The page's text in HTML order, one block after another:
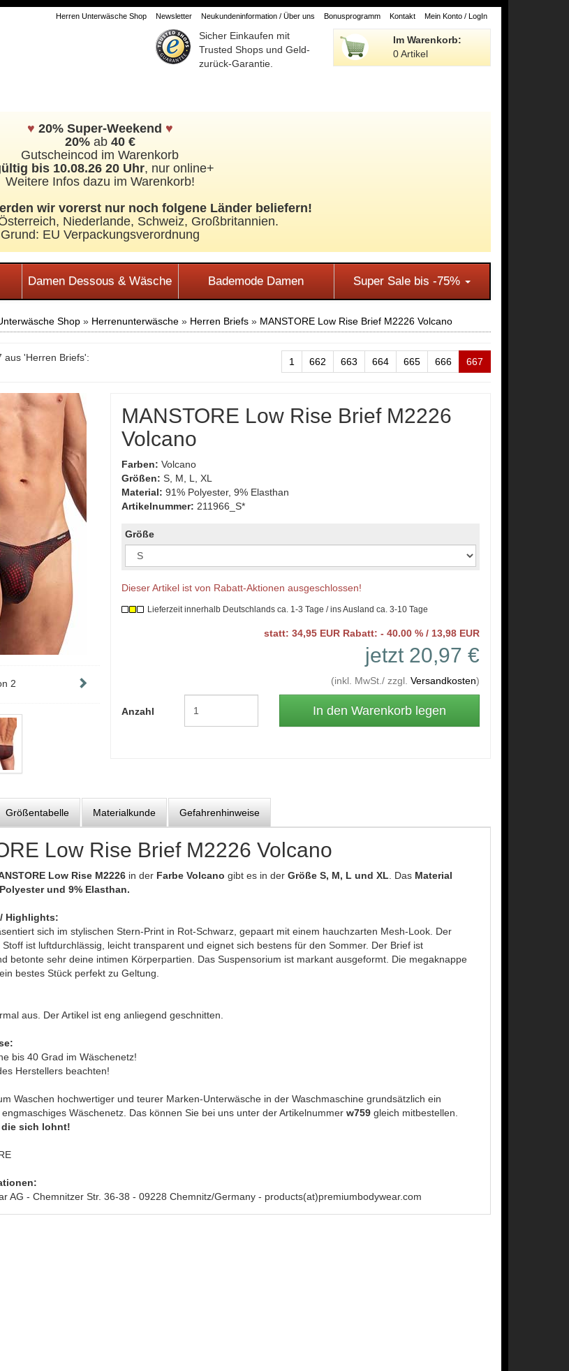
Herren Unterwäsche Shop Newsletter Neukundeninformation / Über uns Bonusprogramm Kontakt Mein Konto / LogIn
Sicher Einkaufen mit
Trusted Shops und Geld-
zurück-Garantie.
Im Warenkorb:
0 Artikel
♥ 20% Super-Weekend ♥
20%ab 40 €
Gutscheincod im Warenkorb
bis 10.08.26 20 Uhr, nur online+
Weitere Infos dazu im Warenkorb!
wir vorerst nur noch folgene Länder beliefern!
Niederlande, Schweiz, Großbritannien.
Grund: EU Verpackungsverordnung
Damen Dessous & Wäsche Bademode Damen Super Sale bis -75%
Shop » Herrenunterwäsche» Herren Briefs» MANSTORE Low Rise Brief M2226 Volcano
aus 'Herren Briefs': 1 662 663 664 665 666 667
2
MANSTORE Low Rise Brief M2226
Volcano
Farben: Volcano
Größen: S, M, L, XL
Material: 91% Polyester, 9% Elasthan
Artikelnummer: 211966_S*
Größe
Dieser Artikel ist von Rabatt-Aktionen ausgeschlossen!
Lieferzeit innerhalb Deutschlands ca. 1-3 Tage / ins Ausland ca. 3-10 Tage
statt: 34,95 EUR Rabatt: - 40.00 % / 13,98 EUR
jetzt 20,97 €
(inkl. MwSt./ zzgl. Versandkosten)
Anzahl
Größentabelle Materialkunde Gefahrenhinweise
Low Rise Brief M2226 Volcano
Low Rise M2226 in der Farbe Volcano gibt es in der Größe S, M, L und XL . Das Material
und 9% Elasthan.
Highlights:
sich im stylischen Stern-Print in Rot-Schwarz, gepaart mit einem hauchzarten Mesh-Look. Der
ist luftdurchlässig, leicht transparent und eignet sich bestens für den Sommer. Der Brief ist
betonte sehr deine intimen Körperpartien. Das Suspensorium ist markant ausgeformt. Die megaknappe
bestes Stück perfekt zu Geltung.
aus. Der Artikel ist eng anliegend geschnitten.
bis 40 Grad im Wäschenetz!
Herstellers beachten!
Waschen hochwertiger und teurer Marken-Unterwäsche in der Waschmaschine grundsätzlich ein
Wäschenetz. Das können Sie bei uns unter der Artikelnummer w759gleich mitbestellen.
sich lohnt!
AG - Chemnitzer Str. 36-38 - 09228 Chemnitz/Germany - products(at)premiumbodywear.com